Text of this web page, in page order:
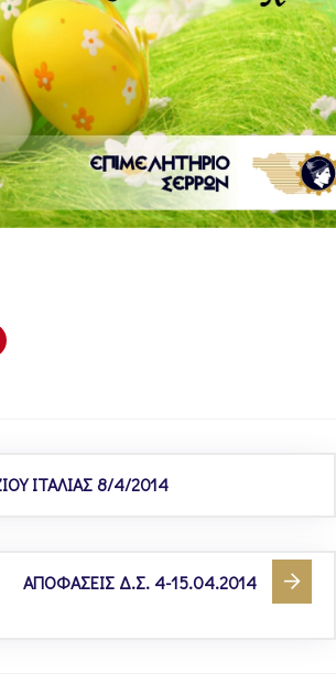
ΙΤΑΛΙΑΣ 8/4/2014
ΑΠΟΦΑΣΕΙΣ Δ.Σ. 4-15.04.2014